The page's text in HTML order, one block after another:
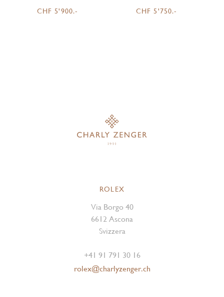
CHF 5'900.-
CHF 5'750.-
ROLEX
Via Borgo 40
6612 Ascona
Svizzera
+41 91 791 30 16
rolex@charlyzenger.ch